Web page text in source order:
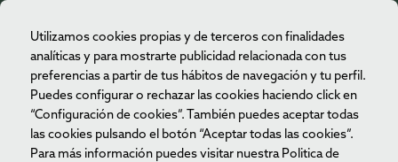
Utilizamos cookies propias y de terceros con finalidades
analíticas y para mostrarte publicidad relacionada con tus
preferencias a partir de tus hábitos de navegación y tu perfil.
Puedes configurar o rechazar las cookies haciendo click en
“Configuración de cookies”. También puedes aceptar todas
las cookies pulsando el botón “Aceptar todas las cookies”.
Para más información puedes visitar nuestra Politica de